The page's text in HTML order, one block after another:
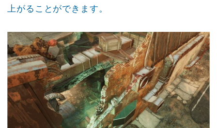
上がることができます。